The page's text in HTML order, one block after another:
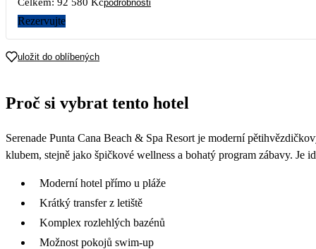
podrobnosti
Rezervujte
uložit do oblíbených
Proč si vybrat tento hotel
Serenade Punta Cana Beach & Spa Resort je moderní
klubem, stejně jako špičkové wellness a bohatý program zábavy.
Moderní hotel přímo u pláže
Krátký transfer z letiště
Komplex rozlehlých bazénů
Možnost pokojů swim-up